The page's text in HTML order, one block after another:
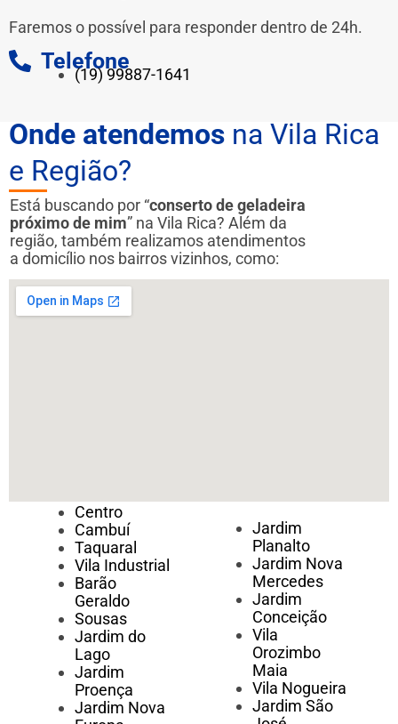
Faremos o possível para responder dentro de 24h.
Telefone
(19) 99887-1641
Onde atendemos na Vila Rica
e Região?
Está buscando por “conserto de geladeira
próximo de mim” na Vila Rica? Além da
região, também realizamos atendimentos
a domicílio nos bairros vizinhos, como:
Centro
Cambuí
Taquaral
Vila Industrial
Barão
Geraldo
Sousas
Jardim do
Lago
Jardim
Proença
Jardim Nova
Jardim
Planalto
Jardim Nova
Mercedes
Jardim
Conceição
Vila
Orozimbo
Maia
Vila Nogueira
Jardim São